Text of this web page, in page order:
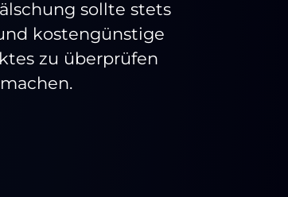
sollte stets
kostengünstige
zu überprüfen